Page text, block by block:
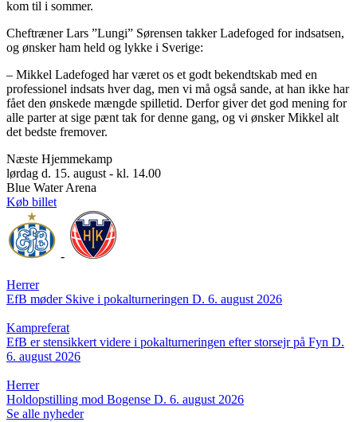
kom til i sommer.
Cheftræner Lars ”Lungi” Sørensen takker Ladefoged for indsatsen,
og ønsker ham held og lykke i Sverige:
– Mikkel Ladefoged har været os et godt bekendtskab med en
professionel indsats hver dag, men vi må også sande, at han ikke har
fået den ønskede mængde spilletid. Derfor giver det god mening for
alle parter at sige pænt tak for denne gang, og vi ønsker Mikkel alt
det bedste fremover.
Næste Hjemmekamp
lørdag d. 15. august - kl. 14.00
Blue Water Arena
Køb billet
-
Herrer
EfB møder Skive i pokalturneringen D. 6. august 2026
Kampreferat
EfB er stensikkert videre i pokalturneringen efter storsejr på Fyn D.
6. august 2026
Herrer
Holdopstilling mod Bogense D. 6. august 2026
Se alle nyheder